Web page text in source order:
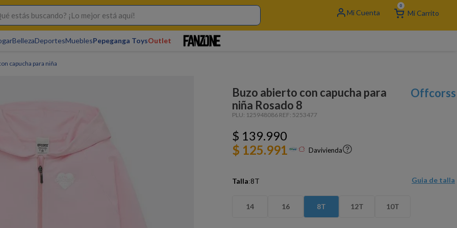
buscando? ¡Lo mejor está aquí! 0
BellezaDeportesMueblesPepeganga ToysOutlet
capucha para niña
Buzo abierto con capucha para
niña Rosado 8
PLU: 125948086 REF: 5253477
Offcorss
$ 139.990
$ 125.991
Davivienda
Talla:8T Guia de talla
14 16 8T 12T 10T